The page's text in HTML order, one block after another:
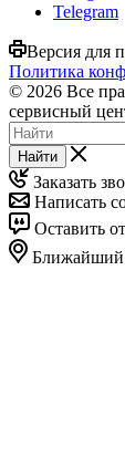
Telegram
Версия для
Политика
© 2026 Все
сервисный
Найти
Заказать
Написать
Оставить